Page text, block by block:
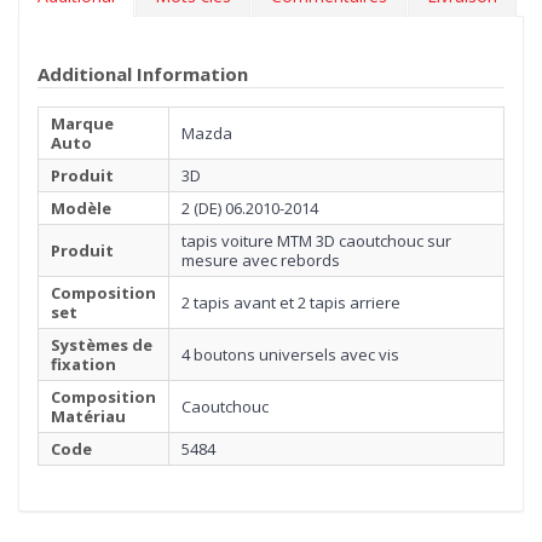
d'un simple jet d'eau.
parfum s'évapore en quelques semaines.***
Additional Information
Marque
Auto
Mazda
Produit
3D
Modèle
2 (DE) 06.2010-2014
Produit
tapis voiture MTM 3D caoutchouc sur
mesure avec rebords
Composition
set
2 tapis avant et 2 tapis arriere
Systèmes de
fixation
4 boutons universels avec vis
Composition
Matériau
Caoutchouc
Code
5484